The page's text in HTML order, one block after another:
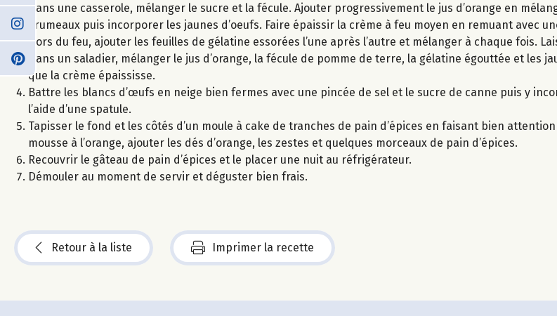
Dans une casserole, mélanger le sucre et la fécule. Ajouter progressivement le jus d’orange en
grumeaux puis incorporer les jaunes d’oeufs. Faire épaissir la crème à feu moyen en remuant avec
Hors du feu, ajouter les feuilles de gélatine essorées l’une après l’autre et mélanger à chaque fois.
Dans un saladier, mélanger le jus d’orange, la fécule de pomme de terre, la gélatine égouttée et les
que la crème épaississe.
Battre les blancs d’œufs en neige bien fermes avec une pincée de sel et le sucre de canne puis y
l’aide d’une spatule.
Tapisser le fond et les côtés d’un moule à cake de tranches de pain d’épices en faisant bien
mousse à l’orange, ajouter les dés d’orange, les zestes et quelques morceaux de pain d’épices.
Recouvrir le gâteau de pain d’épices et le placer une nuit au réfrigérateur.
Démouler au moment de servir et déguster bien frais.
Retour à la liste Imprimer la recette